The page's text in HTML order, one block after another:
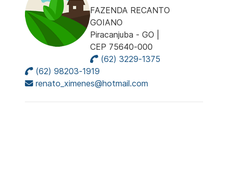
FAZENDA RECANTO
GOIANO
Piracanjuba - GO |
CEP 75640-000
(62) 3229-1375
(62) 98203-1919
renato_ximenes@hotmail.com